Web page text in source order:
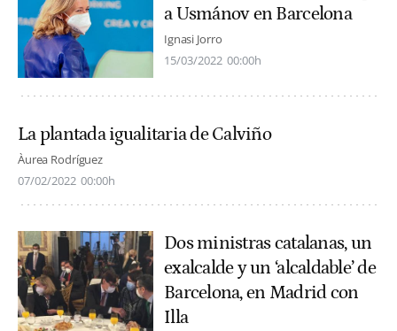
a Usmánov en Barcelona
Ignasi Jorro
15/03/2022 00:00h
La plantada igualitaria de Calviño
Àurea Rodríguez
07/02/2022 00:00h
Dos ministras catalanas, un
exalcalde y un ‘alcaldable’ de
Barcelona, en Madrid con
Illa